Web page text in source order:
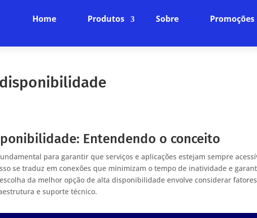
Home Produtos Sobre Promoções
Entendendo o conceito
para garantir que serviços e aplicações estejam sempre
se traduz em conexões que minimizam o tempo de inatividade e
da melhor opção de alta disponibilidade envolve considerar fatores
e suporte técnico.